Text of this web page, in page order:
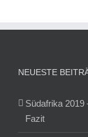
NEUESTE
Südafrika 2019
Fazit